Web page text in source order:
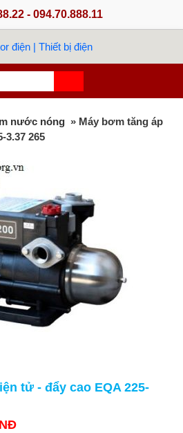
- 094.70.888.11
nước nóng » Máy bơm tăng áp
3.37 265
tử - đẩy cao EQA 225-